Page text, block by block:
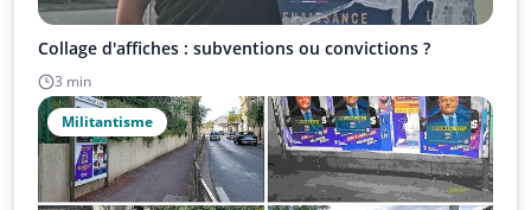
Collage d'affiches : subventions ou convictions ?
3 min
Militantisme